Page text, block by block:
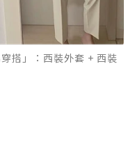
搭」：西裝外套 + 西裝